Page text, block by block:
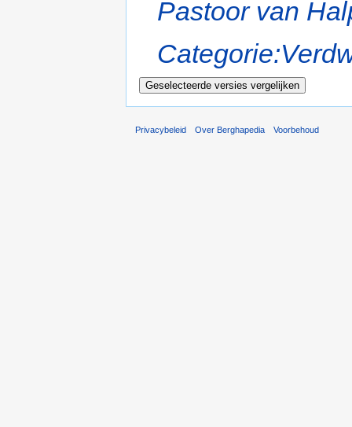
Pastoor van
Privacybeleid Over Berghapedia Voorbehoud